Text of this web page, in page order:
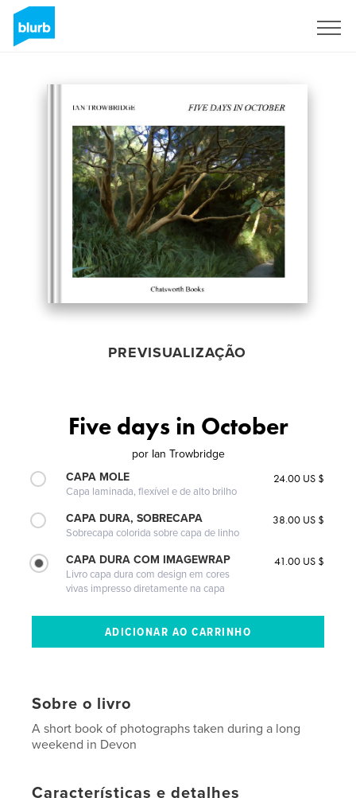
PREVISUALIZAÇÃO
Five days in October
por Ian Trowbridge
CAPA MOLE
Capa laminada, flexível e de alto brilho
24.00 US $
CAPA DURA, SOBRECAPA
Sobrecapa colorida sobre capa de linho
38.00 US $
CAPA DURA COM IMAGEWRAP
Livro capa dura com design em cores
vivas impresso diretamente na capa
41.00 US $
Sobre o livro
A short book of photographs taken during a long
weekend in Devon
Características e detalhes